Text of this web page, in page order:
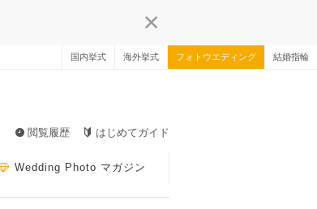
国内挙式 海外挙式 フォトウエディング 結婚指輪
閲覧履歴 はじめてガイド
Wedding Photo マガジン